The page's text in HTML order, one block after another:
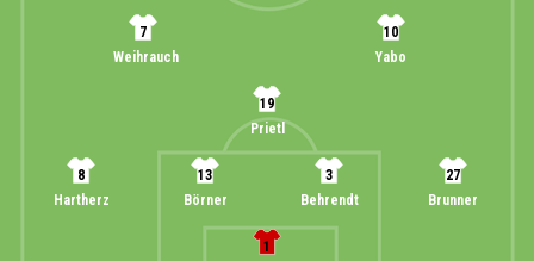
10
Yabo
7
Weihrauch
19
Prietl
27
Brunner
3
Behrendt
13
Börner
8
Hartherz
1